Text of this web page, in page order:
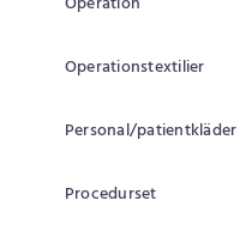
Operationstextilier
Personal/patientkläder
Procedurset